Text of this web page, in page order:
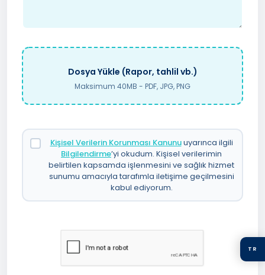
TR
Dosya Yükle (Rapor, tahlil vb.)
Maksimum 40MB - PDF, JPG, PNG
Kişisel Verilerin Korunması Kanunuuyarınca ilgili
Bilgilendirme’yi okudum. Kişisel verilerimin
belirtilen kapsamda işlenmesini ve sağlık hizmet
sunumu amacıyla tarafımla iletişime geçilmesini
kabul ediyorum.